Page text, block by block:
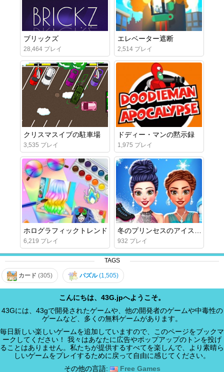
ブリックズ
28,464 プレイ
エレベーター遮断
2,514 プレイ
クリスマスイブの駐車場
3,535 プレイ
ドディー・マンの黙示録
1,975 プレイ
ホログラフィックトレンド
6,219 プレイ
冬のプリンセスのアイススケート衣装
932 プレイ
TAGS
カード (305) パズル(1,505)
こんにちは、43G.jpへようこそ。
43Gには、43gで開発されたゲームや、他の開発者のゲームや中毒性の
ゲームなど、多くの無料ゲームがあります。
毎日新しい楽しいゲームを追加していますので、このページをブックマ
ークしてください！ 我々はあなたに広告やポップアップのトンを投げ
ることはありません。私たちが提供するすべてを楽しんで、より素晴ら
しいゲームをプレイするために戻って自由に感じてください。
その他の言語:
Free Games